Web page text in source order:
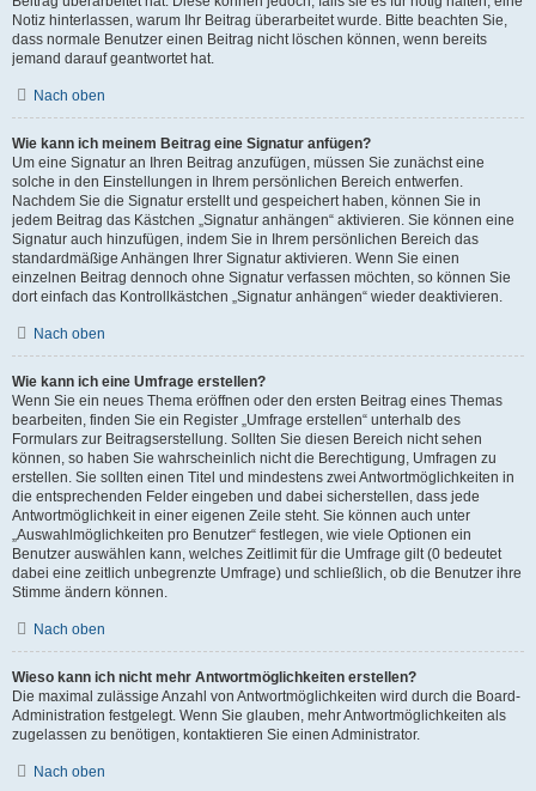
Notiz hinterlassen, warum Ihr Beitrag überarbeitet wurde. Bitte beachten Sie,
dass normale Benutzer einen Beitrag nicht löschen können, wenn bereits
jemand darauf geantwortet hat.
Nach oben
Wie kann ich meinem Beitrag eine Signatur anfügen?
Um eine Signatur an Ihren Beitrag anzufügen, müssen Sie zunächst eine
solche in den Einstellungen in Ihrem persönlichen Bereich entwerfen.
Nachdem Sie die Signatur erstellt und gespeichert haben, können Sie in
jedem Beitrag das Kästchen „Signatur anhängen“ aktivieren. Sie können eine
Signatur auch hinzufügen, indem Sie in Ihrem persönlichen Bereich das
standardmäßige Anhängen Ihrer Signatur aktivieren. Wenn Sie einen
einzelnen Beitrag dennoch ohne Signatur verfassen möchten, so können Sie
dort einfach das Kontrollkästchen „Signatur anhängen“ wieder deaktivieren.
Nach oben
Wie kann ich eine Umfrage erstellen?
Wenn Sie ein neues Thema eröffnen oder den ersten Beitrag eines Themas
bearbeiten, finden Sie ein Register „Umfrage erstellen“ unterhalb des
Formulars zur Beitragserstellung. Sollten Sie diesen Bereich nicht sehen
können, so haben Sie wahrscheinlich nicht die Berechtigung, Umfragen zu
erstellen. Sie sollten einen Titel und mindestens zwei Antwortmöglichkeiten in
die entsprechenden Felder eingeben und dabei sicherstellen, dass jede
Antwortmöglichkeit in einer eigenen Zeile steht. Sie können auch unter
„Auswahlmöglichkeiten pro Benutzer“ festlegen, wie viele Optionen ein
Benutzer auswählen kann, welches Zeitlimit für die Umfrage gilt (0 bedeutet
dabei eine zeitlich unbegrenzte Umfrage) und schließlich, ob die Benutzer ihre
Stimme ändern können.
Nach oben
Wieso kann ich nicht mehr Antwortmöglichkeiten erstellen?
Die maximal zulässige Anzahl von Antwortmöglichkeiten wird durch die Board-
Administration festgelegt. Wenn Sie glauben, mehr Antwortmöglichkeiten als
zugelassen zu benötigen, kontaktieren Sie einen Administrator.
Nach oben